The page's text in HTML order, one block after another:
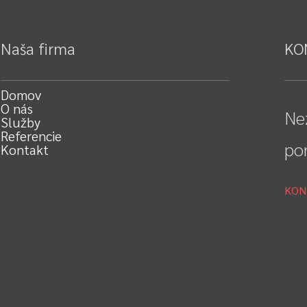
Naša firma
Domov
O nás
Služby
Referencie
Kontakt